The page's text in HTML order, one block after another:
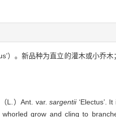
）。新品种为直立的灌木或小乔
（L.）Ant. var. sargentii‘Electus’.
grow and cling to